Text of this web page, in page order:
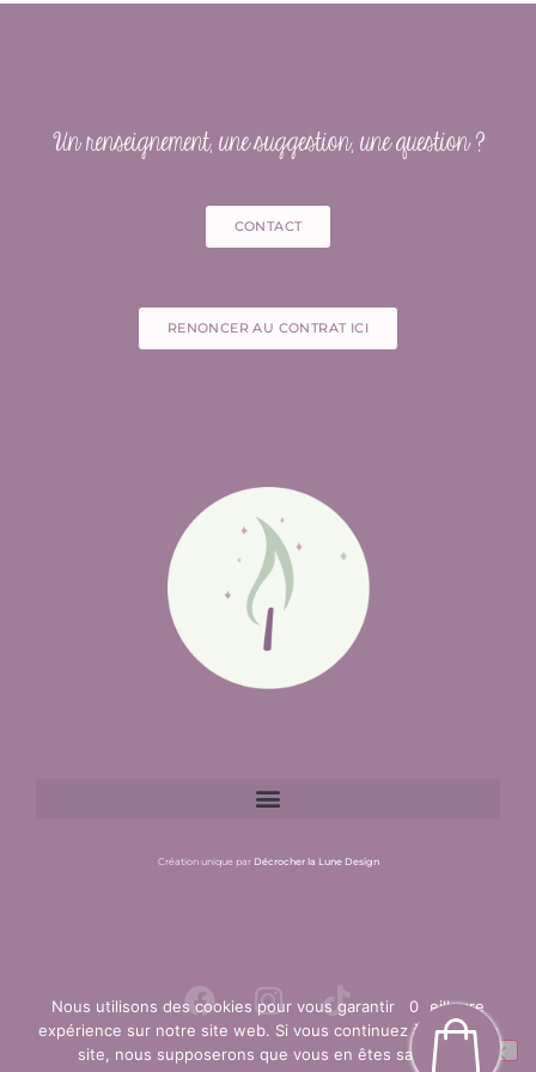
Création unique par Décrocher la Lune Design
Un renseignement, une suggestion, une question ?
CONTACT
RENONCER AU CONTRAT ICI
0
0
Nous utilisons des cookies pour vous garantir la meilleure
expérience sur notre site web. Si vous continuez à utiliser ce
site, nous supposerons que vous en êtes satisfait.